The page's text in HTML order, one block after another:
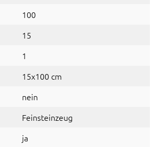
100
15
1
15x100 cm
nein
Feinsteinzeug
ja